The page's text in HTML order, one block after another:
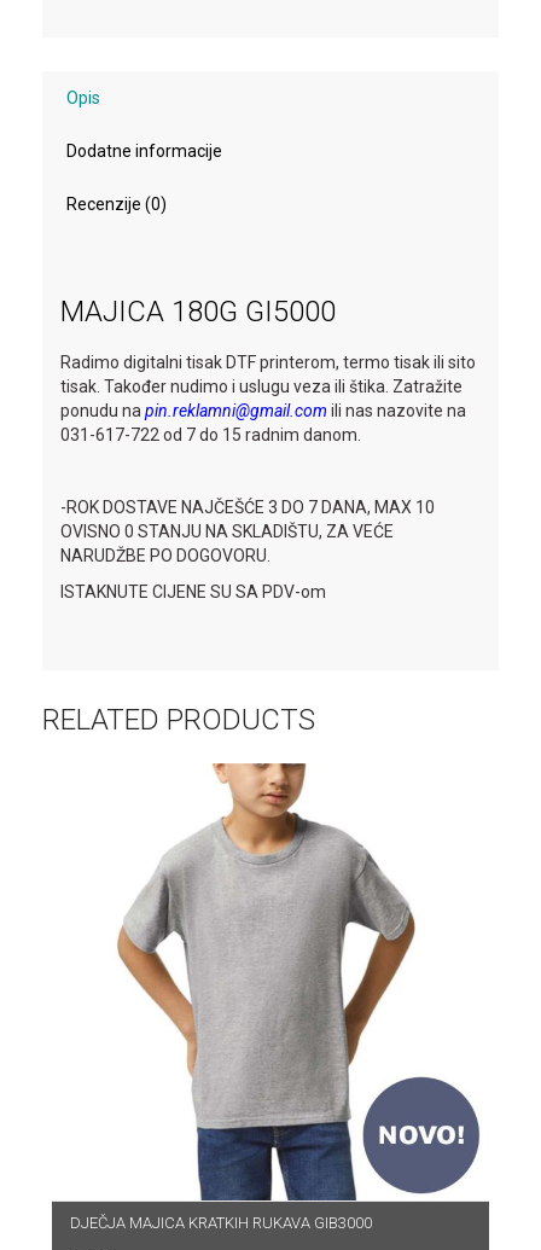
Opis
Dodatne informacije
Recenzije (0)
MAJICA 180G GI5000
Radimo digitalni tisak DTF printerom, termo tisak ili sito
tisak. Također nudimo i uslugu veza ili štika. Zatražite
ponudu napin.reklamni@gmail.com ili nas nazovite na
031-617-722 od 7 do 15 radnim danom.
-ROK DOSTAVE NAJČEŠĆE 3 DO 7 DANA, MAX 10
OVISNO 0 STANJU NA SKLADIŠTU, ZA VEĆE
NARUDŽBE PO DOGOVORU.
ISTAKNUTE CIJENE SU SA PDV-om
RELATED PRODUCTS
DJEČJA MAJICA KRATKIH RUKAVA GIB3000